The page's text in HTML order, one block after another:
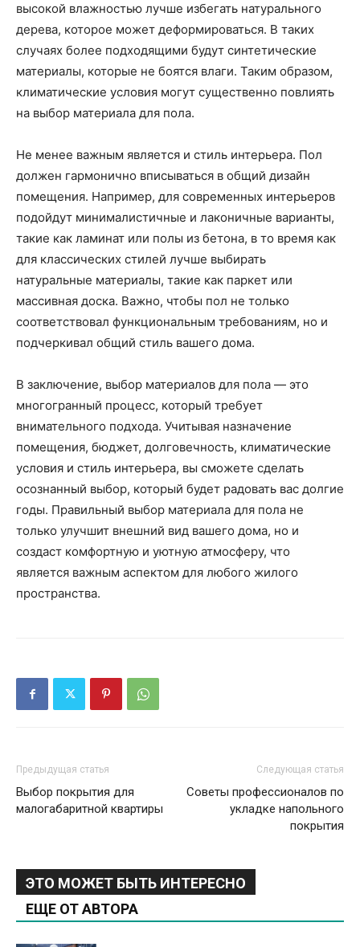
высокой влажностью лучше избегать натурального
дерева, которое может деформироваться. В таких
случаях более подходящими будут синтетические
материалы, которые не боятся влаги. Таким образом,
климатические условия могут существенно повлиять
на выбор материала для пола.
Не менее важным является и стиль интерьера. Пол
должен гармонично вписываться в общий дизайн
помещения. Например, для современных интерьеров
подойдут минималистичные и лаконичные варианты,
такие как ламинат или полы из бетона, в то время как
для классических стилей лучше выбирать
натуральные материалы, такие как паркет или
массивная доска. Важно, чтобы пол не только
соответствовал функциональным требованиям, но и
подчеркивал общий стиль вашего дома.
В заключение, выбор материалов для пола — это
многогранный процесс, который требует
внимательного подхода. Учитывая назначение
помещения, бюджет, долговечность, климатические
условия и стиль интерьера, вы сможете сделать
осознанный выбор, который будет радовать вас долгие
годы. Правильный выбор материала для пола не
только улучшит внешний вид вашего дома, но и
создаст комфортную и уютную атмосферу, что
является важным аспектом для любого жилого
пространства.
Предыдущая статья
Выбор покрытия для
малогабаритной квартиры
Следующая статья
Советы профессионалов по
укладке напольного
покрытия
ЭТО МОЖЕТ БЫТЬ ИНТЕРЕСНО
ЕЩЕ ОТ АВТОРА